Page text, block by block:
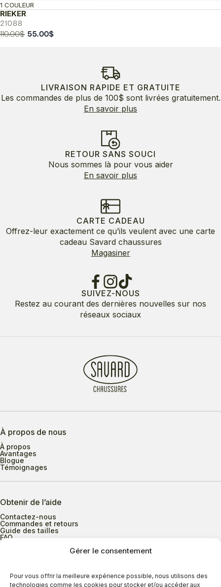
Gérer le consentement
Pour vous offrir la meilleure expérience possible, nous utilisons des
technologies comme les cookies pour stocker et/ou accéder aux
RIEKER
21088
1 COULEUR
110.00$ Le
55.00$Le
LIVRAISON RAPIDE ET GRATUITE
Les commandes de plus de 100$ sont livrées gratuitement.
En savoir plus
RETOUR SANS SOUCI
Nous sommes là pour vous aider
En savoir plus
CARTE CADEAU
Offrez-leur exactement ce qu’ils veulent avec une carte
cadeau Savard chaussures
Magasiner
SUIVEZ-NOUS
Restez au courant des dernières nouvelles sur nos
réseaux sociaux
À propos de nous
À propos
Avantages
Blogue
Témoignages
Obtenir de l’aide
Contactez-nous
Commandes et retours
Guide des tailles
FAQ
Heures d’ouverture